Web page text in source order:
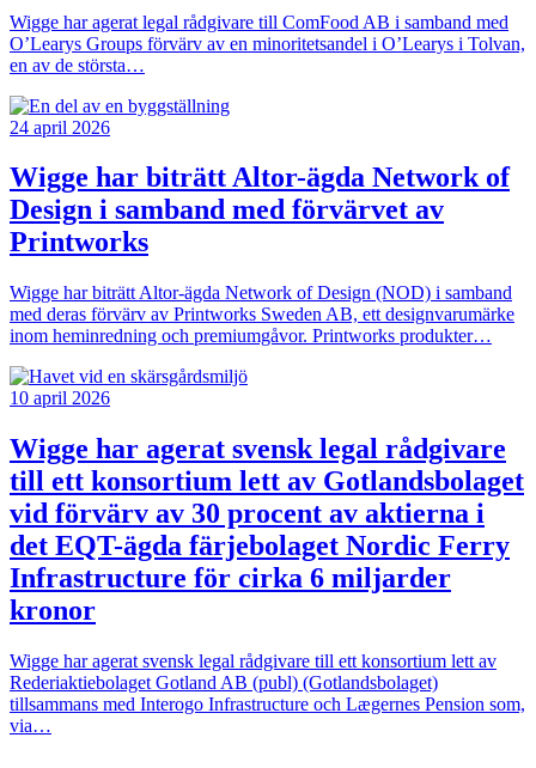
Wigge har agerat legal rådgivare till ComFood AB i samband med
O’Learys Groups förvärv av en minoritetsandel i O’Learys i Tolvan,
en av de största…
24 april 2026
Wigge har biträtt Altor-ägda Network of
Design i samband med förvärvet av
Printworks
Wigge har biträtt Altor-ägda Network of Design (NOD) i samband
med deras förvärv av Printworks Sweden AB, ett designvarumärke
inom heminredning och premiumgåvor. Printworks produkter…
10 april 2026
Wigge har agerat svensk legal rådgivare
till ett konsortium lett av Gotlandsbolaget
vid förvärv av 30 procent av aktierna i
det EQT-ägda färjebolaget Nordic Ferry
Infrastructure för cirka 6 miljarder
kronor
Wigge har agerat svensk legal rådgivare till ett konsortium lett av
Rederiaktiebolaget Gotland AB (publ) (Gotlandsbolaget)
tillsammans med Interogo Infrastructure och Lægernes Pension som,
via…